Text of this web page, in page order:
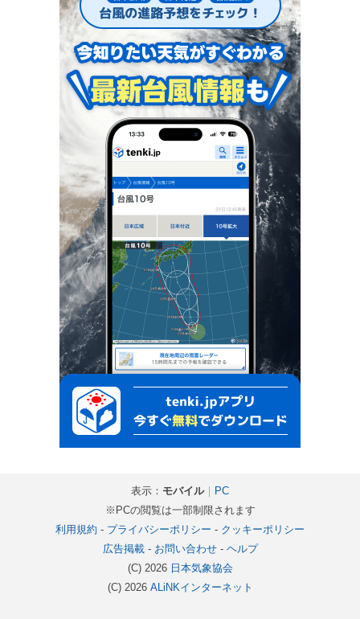
表示： モバイル｜ PC
※PCの閲覧は一部制限されます
利用規約 - プライバシーポリシー - クッキーポリシー
広告掲載- お問い合わせ- ヘルプ
(C) 2026 日本気象協会
(C) 2026 ALiNKインターネット